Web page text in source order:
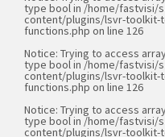
type bool in /home/fastvisi/
content/plugins/lsvr-toolkit-
functions.php on line 126
Notice: Trying to access
type bool in /home/fastvisi/
content/plugins/lsvr-toolkit-
functions.php on line 126
Notice: Trying to access
type bool in /home/fastvisi/
content/plugins/lsvr-toolkit-